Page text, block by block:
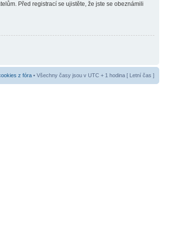
Před registrací se ujistěte, že jste se obeznámili
z fóra • Všechny časy jsou v UTC + 1 hodina [ Letní čas ]